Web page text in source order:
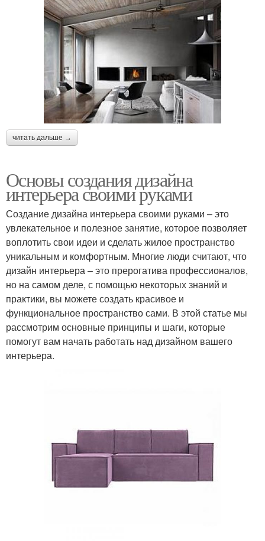
читать дальше →
Основы создания дизайна
интерьера своими руками
Создание дизайна интерьера своими руками – это
увлекательное и полезное занятие, которое позволяет
воплотить свои идеи и сделать жилое пространство
уникальным и комфортным. Многие люди считают, что
дизайн интерьера – это прерогатива профессионалов,
но на самом деле, с помощью некоторых знаний и
практики, вы можете создать красивое и
функциональное пространство сами. В этой статье мы
рассмотрим основные принципы и шаги, которые
помогут вам начать работать над дизайном вашего
интерьера.